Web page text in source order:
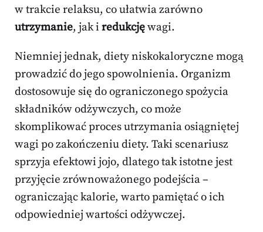
w trakcie relaksu, co ułatwia zarówno
utrzymanie, jak i redukcjęwagi.
Niemniej jednak, diety niskokaloryczne mogą
prowadzić do jego spowolnienia. Organizm
dostosowuje się do ograniczonego spożycia
składników odżywczych, co może
skomplikować proces utrzymania osiągniętej
wagi po zakończeniu diety. Taki scenariusz
sprzyja efektowi jojo, dlatego tak istotne jest
przyjęcie zrównoważonego podejścia –
ograniczając kalorie, warto pamiętać o ich
odpowiedniej wartości odżywczej.